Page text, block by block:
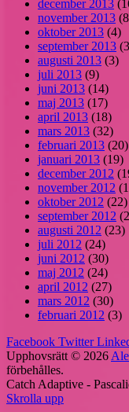
december 2013
november 2013
oktober 2013 (4)
september 2013
augusti 2013 (3)
juli 2013 (9)
juni 2013 (14)
maj 2013 (17)
april 2013 (18)
mars 2013 (32)
februari 2013 (20)
januari 2013 (19)
december 2012
november 2012
oktober 2012 (22)
september 2012
augusti 2012 (23)
juli 2012 (24)
juni 2012 (30)
maj 2012 (24)
april 2012 (27)
mars 2012 (30)
februari 2012 (3)
Facebook Twitter
Upphovsrätt © 2026
förbehålles.
Catch Adaptive -
Skrolla upp